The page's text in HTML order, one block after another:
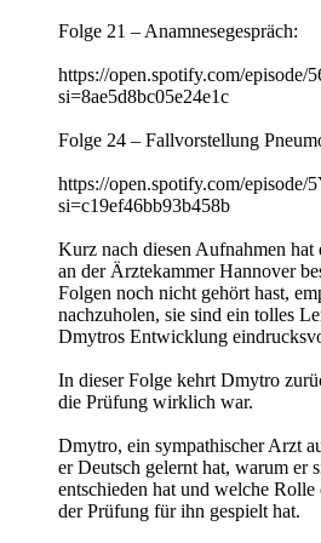
Folge 21 – Anamnesegespräch:
https://open.spotify.com/
si=8ae5d8bc05e24e1c
Folge 24 – Fallvorstellung
https://open.spotify.com/
si=c19ef46bb93b458b
Kurz nach diesen Aufnahmen hat
an der Ärztekammer Hannover
Folgen noch nicht gehört hast,
nachzuholen, sie sind ein tolles
Dmytros Entwicklung
In dieser Folge kehrt Dmytro
die Prüfung wirklich war.
Dmytro, ein sympathischer Arzt
er Deutsch gelernt hat, warum er
entschieden hat und welche
der Prüfung für ihn gespielt hat.